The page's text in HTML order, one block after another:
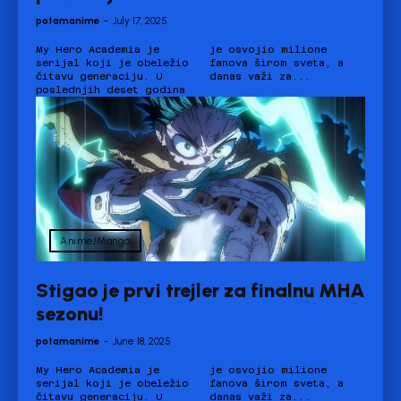
potamanime - July 17, 2025
My Hero Academia je
serijal koji je obeležio
čitavu generaciju. U
poslednjih deset godina
je osvojio milione
fanova širom sveta, a
danas važi za...
Anime/Manga
Stigao je prvi trejler za finalnu MHA
sezonu!
potamanime - June 18, 2025
My Hero Academia je
serijal koji je obeležio
čitavu generaciju. U
je osvojio milione
fanova širom sveta, a
danas važi za...